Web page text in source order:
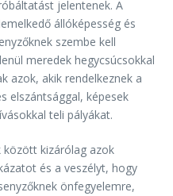
jelentenek. A
állóképesség és
szembe kell
meredek hegycsúcsokkal
azok, akik rendelkeznek a
elszántsággal, képesek
teli pályákat.
között kizárólag azok
és a veszélyt, hogy
önfegyelemre,